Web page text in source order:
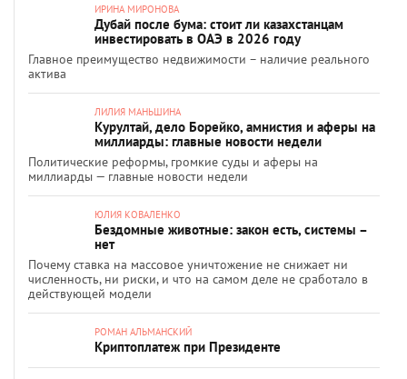
ИРИНА МИРОНОВА
Дубай после бума: стоит ли казахстанцам
инвестировать в ОАЭ в 2026 году
Главное преимущество недвижимости – наличие реального
актива
ЛИЛИЯ МАНЬШИНА
Курултай, дело Борейко, амнистия и аферы на
миллиарды: главные новости недели
Политические реформы, громкие суды и аферы на
миллиарды — главные новости недели
ЮЛИЯ КОВАЛЕНКО
Бездомные животные: закон есть, системы –
нет
Почему ставка на массовое уничтожение не снижает ни
численность, ни риски, и что на самом деле не сработало в
действующей модели
РОМАН АЛЬМАНСКИЙ
Криптоплатеж при Президенте